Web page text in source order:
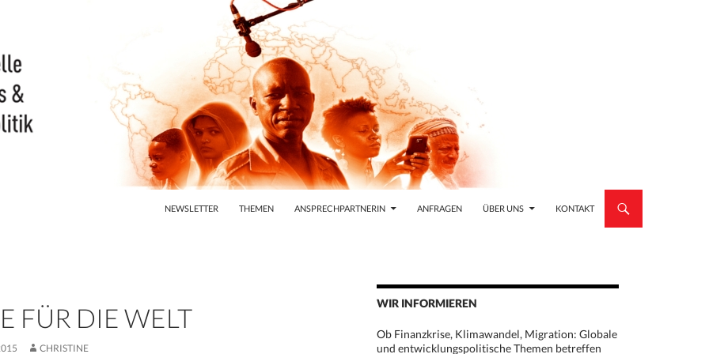
NEWSLETTER
THEMEN ANSPRECHPARTNERIN ANFRAGEN ÜBER UNS KONTAKT
FÜR DIE WELT
CHRISTINE
WIR INFORMIEREN
Ob Finanzkrise, Klimawandel, Migration: Globale
und entwicklungspolitische Themen betreffen